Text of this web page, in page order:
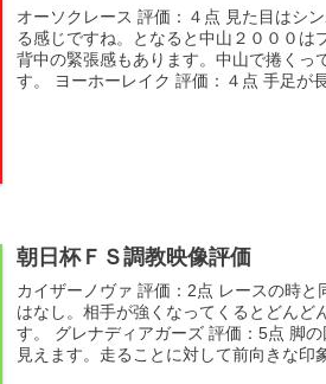
オーソクレース 評価：４点 見た目はシ
る感じですね。となると中山２０００は
背中の緊張感もあります。中山で捲くっ
す。 ヨーホーレイク 評価：４点 手足が
朝日杯ＦＳ調教映像評価
カイザーノヴァ 評価：2点 レースの時と
はなし。相手が強くなってくるとどんど
す。 グレナディアガーズ 評価：5点 脚
見えます。走ることに対して前向きな印